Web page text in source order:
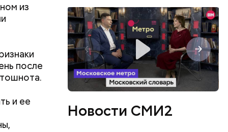
из
после
и ее
—
в
Новости СМИ2